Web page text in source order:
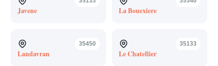
Javene La Bouexiere
35450
Landavran
35133
Le Chatellier